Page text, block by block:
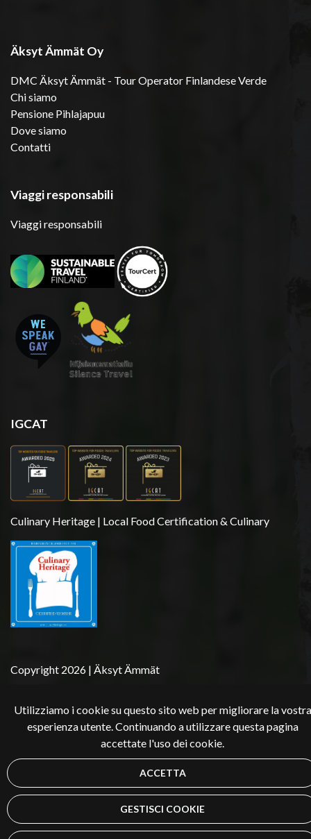
Utilizziamo i cookie su questo sito web per migliorare la vostra
esperienza utente. Continuando a utilizzare questa pagina
accettate l'uso dei cookie.
ACCETTA
GESTISCI COOKIE
Äksyt Ämmät Oy
DMC Äksyt Ämmät - Tour Operator Finlandese Verde
Chi siamo
Pensione Pihlajapuu
Dove siamo
Contatti
Viaggi responsabili
Viaggi responsabili
IGCAT
Culinary Heritage | Local Food Certification & Culinary
Copyright 2026 | Äksyt Ämmät